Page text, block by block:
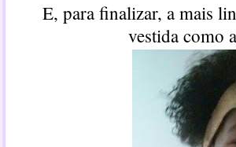
E, para finalizar, a mais
vestida como